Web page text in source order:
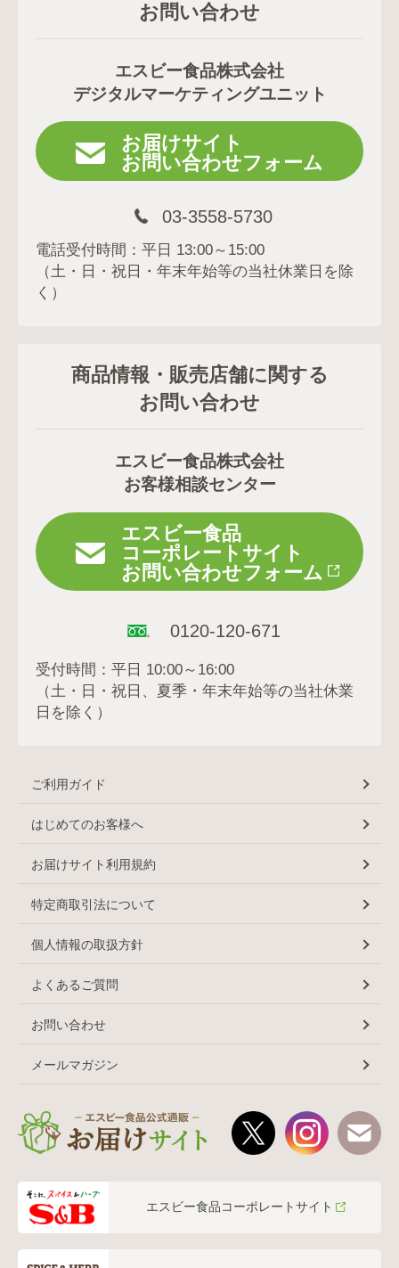
お問い合わせ
エスビー食品株式会社
デジタルマーケティングユニット
お届けサイト
お問い合わせフォーム
03-3558-5730
電話受付時間：平日 13:00～15:00
（土・日・祝日・年末年始等の当社休業日を除
く）
商品情報・販売店舗に関する
お問い合わせ
エスビー食品株式会社
お客様相談センター
エスビー食品
コーポレートサイト
お問い合わせフォーム
0120-120-671
受付時間：平日 10:00～16:00
（土・日・祝日、夏季・年末年始等の当社休業
日を除く）
ご利用ガイド
はじめてのお客様へ
お届けサイト利用規約
特定商取引法について
個人情報の取扱方針
よくあるご質問
お問い合わせ
メールマガジン
エスビー食品コーポレートサイト